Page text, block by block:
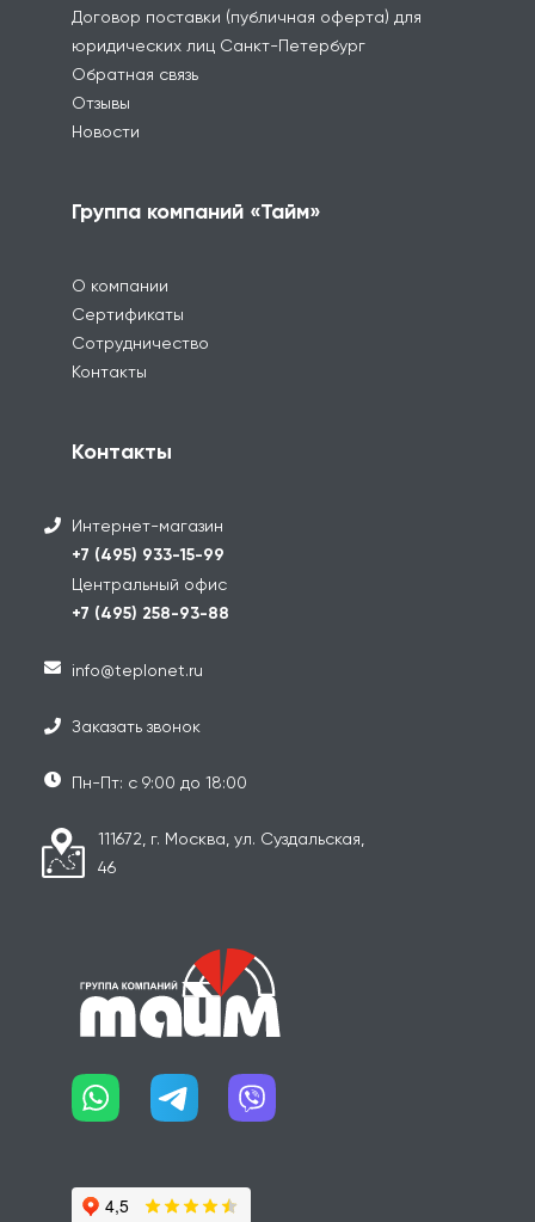
Договор поставки (публичная оферта) для
юридических лиц Санкт-Петербург
Обратная связь
Отзывы
Новости
Группа компаний «Тайм»
О компании
Сертификаты
Сотрудничество
Контакты
Контакты
Интернет-магазин
+7 (495) 933-15-99
Центральный офис
+7 (495) 258-93-88
info@teplonet.ru
Заказать звонок
Пн-Пт: с 9:00 до 18:00
111672, г. Москва, ул. Суздальская,
46